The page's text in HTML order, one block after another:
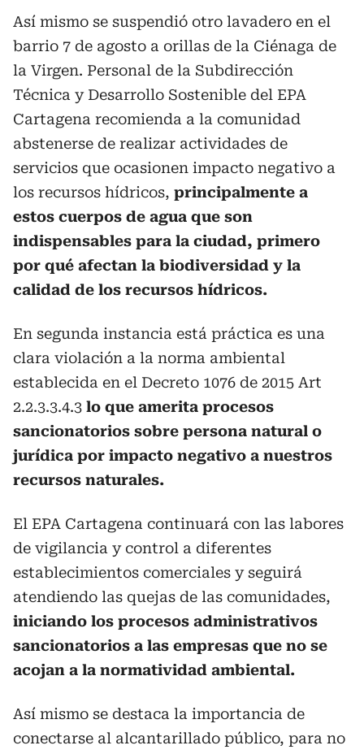
Así mismo se suspendió otro lavadero en el
barrio 7 de agosto a orillas de la Ciénaga de
la Virgen. Personal de la Subdirección
Técnica y Desarrollo Sostenible del EPA
Cartagena recomienda a la comunidad
abstenerse de realizar actividades de
servicios que ocasionen impacto negativo a
los recursos hídricos, principalmente a
estos cuerpos de agua que son
indispensables para la ciudad, primero
por qué afectan la biodiversidad y la
calidad de los recursos hídricos.
En segunda instancia está práctica es una
clara violación a la norma ambiental
establecida en el Decreto 1076 de 2015 Art
2.2.3.3.4.3 lo que amerita procesos
sancionatorios sobre persona natural o
jurídica por impacto negativo a nuestros
recursos naturales.
El EPA Cartagena continuará con las labores
de vigilancia y control a diferentes
establecimientos comerciales y seguirá
atendiendo las quejas de las comunidades,
iniciando los procesos administrativos
sancionatorios a las empresas que no se
acojan a la normatividad ambiental.
Así mismo se destaca la importancia de
conectarse al alcantarillado público, para no